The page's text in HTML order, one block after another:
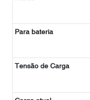
Para bateria
Tensão de Carga